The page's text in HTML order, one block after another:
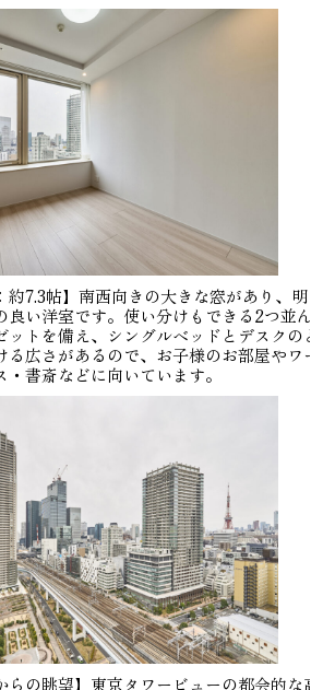
7.3帖】南西向きの大きな窓があり、明
良い洋室です。使い分けもできる2つ並ん
ットを備え、シングルベッドとデスクのど
る広さがあるので、お子様のお部屋やワー
・書斎などに向いています。
の眺望】東京タワービューの都会的な高